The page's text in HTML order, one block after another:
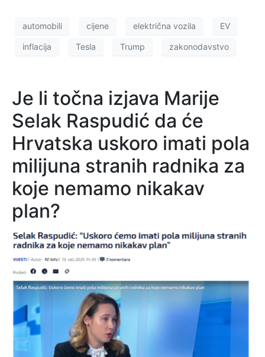
automobili cijene električna vozila EV
inflacija Tesla Trump zakonodavstvo
Je li točna izjava Marije
Selak Raspudić da će
Hrvatska uskoro imati pola
milijuna stranih radnika za
koje nemamo nikakav
plan?